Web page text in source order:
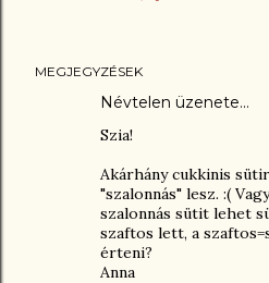
MEGJEGYZÉSEK
Névtelen üzenete…
Szia!
Akárhány cukkinis
"szalonnás" lesz. :(
szalonnás sütit lehet
szaftos lett, a
érteni?
Anna